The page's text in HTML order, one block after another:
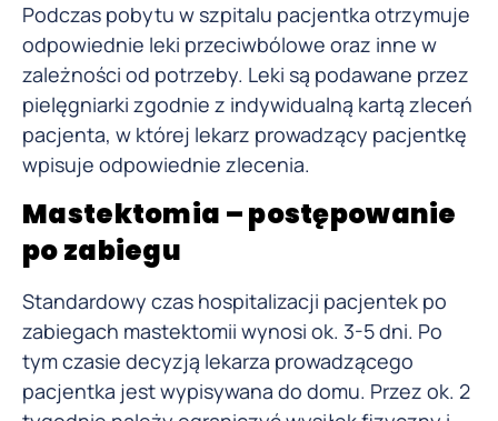
Podczas pobytu w szpitalu pacjentka otrzymuje
odpowiednie leki przeciwbólowe oraz inne w
zależności od potrzeby. Leki są podawane przez
pielęgniarki zgodnie z indywidualną kartą zleceń
pacjenta, w której lekarz prowadzący pacjentkę
wpisuje odpowiednie zlecenia.
Mastektomia – postępowanie
po zabiegu
Standardowy czas hospitalizacji pacjentek po
zabiegach mastektomii wynosi ok. 3-5 dni. Po
tym czasie decyzją lekarza prowadzącego
pacjentka jest wypisywana do domu. Przez ok. 2